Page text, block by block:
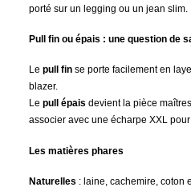
porté sur un legging ou un jean slim.
Pull fin ou épais : une question de
Le pull fin se porte facilement en
blazer.
Le pull épais devient la pièce
associer avec une écharpe XXL
Les matières phares
Naturelles : laine, cachemire, coton